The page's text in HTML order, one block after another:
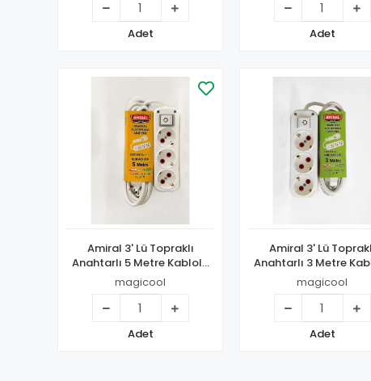
Adet Adet
Amiral 3' Lü Topraklı
Anahtarlı 5 Metre Kablolu
Grup Priz
magicool
Adet
Amiral 3' Lü
Anahtarlı 3 Metre
Grup Priz
magicool
Adet